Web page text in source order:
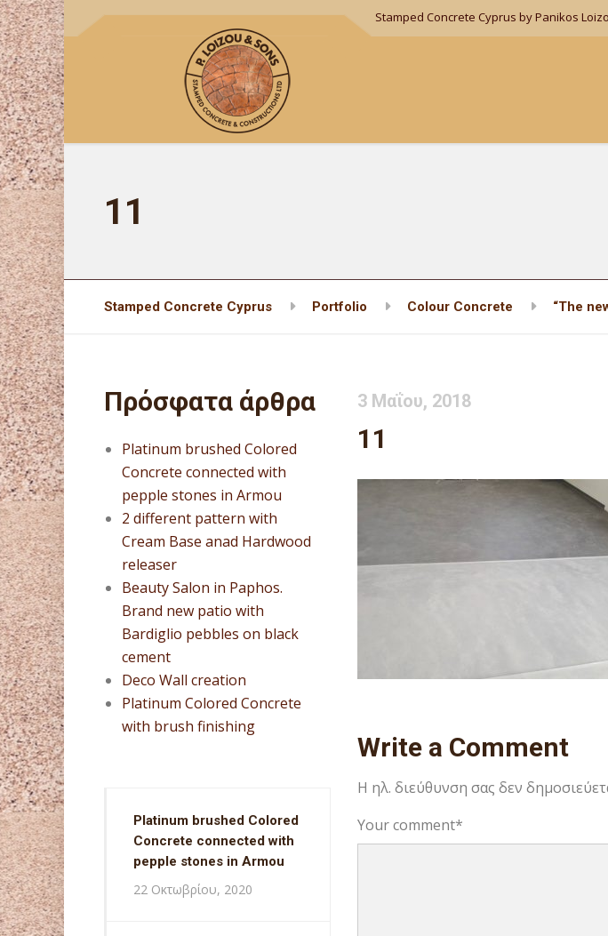
Stamped Concrete Cyprus by Panikos
11
Stamped Concrete Cyprus Portfolio Colour Concrete “The
3 Μαΐου, 2018
11
Write a Comment
Η ηλ. διεύθυνση σας δεν
Your comment*
Πρόσφατα άρθρα
Platinum brushed Colored
Concrete connected with
pepple stones in Armou
2 different pattern with
Cream Base anad Hardwood
releaser
Beauty Salon in Paphos.
Brand new patio with
Bardiglio pebbles on black
cement
Deco Wall creation
Platinum Colored Concrete
with brush finishing
Platinum brushed Colored
Concrete connected with
pepple stones in Armou
22 Οκτωβρίου, 2020